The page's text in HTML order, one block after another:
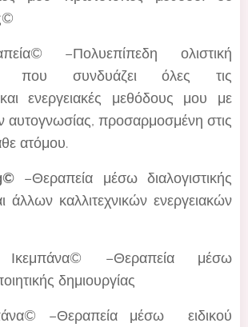
–Πολυεπίπεδη ολιστική
που συνδυάζει όλες τις
ενεργειακές μεθόδους μου με
αυτογνωσίας, προσαρμοσμένη στις
ατόμου.
–Θεραπεία μέσω διαλογιστικής
άλλων καλλιτεχνικών ενεργειακών
Ικεμπάνα©️ –Θεραπεία μέσω
δημιουργίας
–Θεραπεία μέσω ειδικού